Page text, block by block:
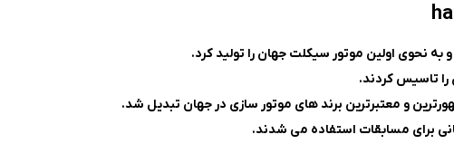
و معتبرترین برند های موتور سازی در جهان تبدیل شد.
برای مسابقات استفاده می شدند.